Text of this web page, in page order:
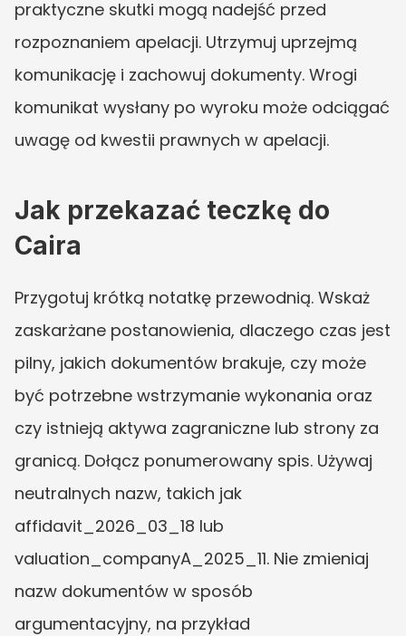
praktyczne skutki mogą nadejść przed
rozpoznaniem apelacji. Utrzymuj uprzejmą
komunikację i zachowuj dokumenty. Wrogi
komunikat wysłany po wyroku może odciągać
uwagę od kwestii prawnych w apelacji.
Jak przekazać teczkę do
Caira
Przygotuj krótką notatkę przewodnią. Wskaż
zaskarżane postanowienia, dlaczego czas jest
pilny, jakich dokumentów brakuje, czy może
być potrzebne wstrzymanie wykonania oraz
czy istnieją aktywa zagraniczne lub strony za
granicą. Dołącz ponumerowany spis. Używaj
neutralnych nazw, takich jak
affidavit_2026_03_18 lub
valuation_companyA_2025_11. Nie zmieniaj
nazw dokumentów w sposób
argumentacyjny, na przykład